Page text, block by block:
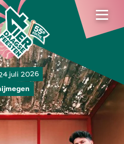
juli 2026